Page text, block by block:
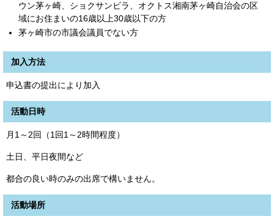
ウン茅ヶ崎、ショクサンビラ、オクトス湘南茅ヶ崎自治会の区
域にお住まいの16歳以上30歳以下の方
茅ヶ崎市の市議会議員でない方
加入方法
申込書の提出により加入
活動日時
月1～2回（1回1～2時間程度）
土日、平日夜間など
都合の良い時のみの出席で構いません。
活動場所